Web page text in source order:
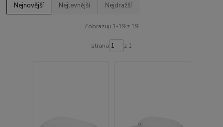
Nejnovější Nejlevnější Nejdražší
Zobrazuji 1-19 z 19
strana z 1